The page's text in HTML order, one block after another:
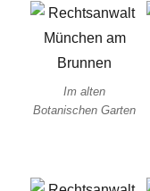
Im alten
Botanischen Garten